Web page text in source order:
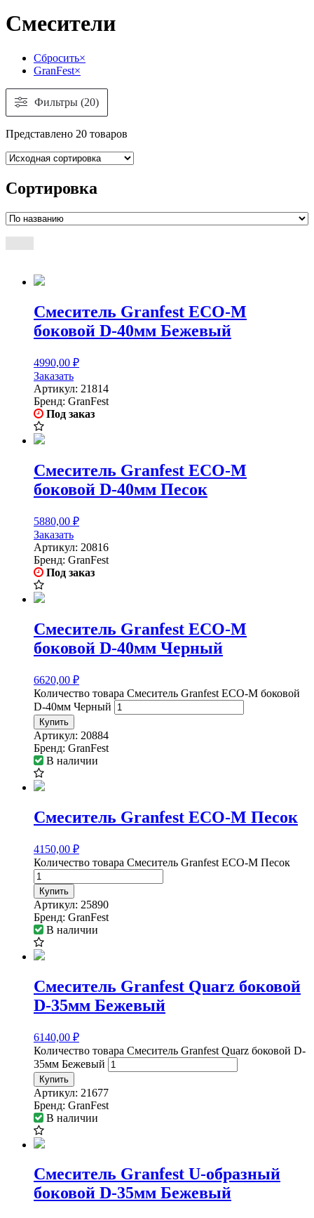
Смесители
Сбросить×
GranFest×
Фильтры (20)
Представлено 20 товаров
Сортировка
Смеситель Granfest ECO-M
боковой D-40мм Бежевый
4990,00 ₽
Заказать
Артикул: 21814
Бренд: GranFest
Под заказ
Смеситель Granfest ECO-M
боковой D-40мм Песок
5880,00 ₽
Заказать
Артикул: 20816
Бренд: GranFest
Под заказ
Смеситель Granfest ECO-M
боковой D-40мм Черный
6620,00 ₽
Количество товара Смеситель Granfest ECO-M боковой
D-40мм Черный
Купить
Артикул: 20884
Бренд: GranFest
В наличии
Смеситель Granfest ECO-M Песок
4150,00 ₽
Количество товара Смеситель Granfest ECO-M Песок
Купить
Артикул: 25890
Бренд: GranFest
В наличии
Смеситель Granfest Quarz боковой
D-35мм Бежевый
6140,00 ₽
Количество товара Смеситель Granfest Quarz боковой D-
35мм Бежевый
Купить
Артикул: 21677
Бренд: GranFest
В наличии
Смеситель Granfest U-образный
боковой D-35мм Бежевый